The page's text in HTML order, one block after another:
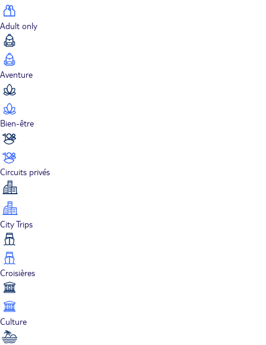
Adult only
Aventure
Bien-être
Circuits privés
City Trips
Croisières
Culture